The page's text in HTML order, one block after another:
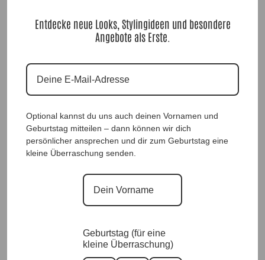
ShirtVerlängerung Stacy Schwarz |Gr. 36 bis 46|, Anr.: 3272
24,90€
Entdecke neue Looks, Stylingideen und besondere
Angebote als Erste.
Optional kannst du uns auch deinen Vornamen und
Geburtstag mitteilen – dann können wir dich
persönlicher ansprechen und dir zum Geburtstag eine
kleine Überraschung senden.
Geburtstag (für eine
kleine Überraschung)